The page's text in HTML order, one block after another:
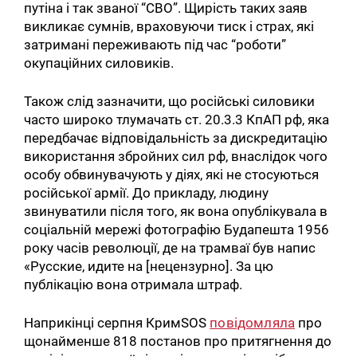
путіна і так званої “СВО”. Щирість таких заяв
викликає сумнів, враховуючи тиск і страх, які
затримані переживають під час “роботи”
окупаційних силовиків.
Також слід зазначити, що російські силовики
часто широко тлумачать ст. 20.3.3 КпАП рф, яка
передбачає відповідальність за дискредитацію
використання збройних сил рф, внаслідок чого
особу обвинувачують у діях, які не стосуються
російської армії. До прикладу, людину
звинуватили після того, як вона опублікувала в
соціальній мережі фотографію Будапешта 1956
року часів революції, де на трамваї був напис
«Русские, идите на [нецензурно]. За цю
публікацію вона отримала штраф.
Наприкінці серпня КримSOS повідомляла про
щонайменше 818 постанов про притягнення до